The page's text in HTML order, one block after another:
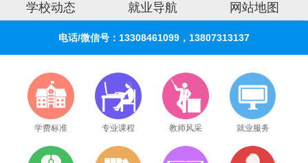
学校动态
就业导航 网站地图
电话/微信号：13308461099，13807313137
学费标准 专业课程 教师风采 就业服务